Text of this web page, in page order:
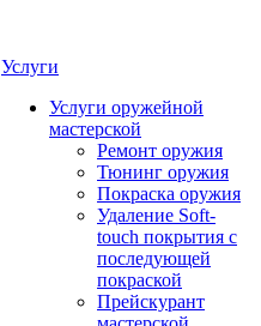
Услуги
Услуги оружейной
мастерской
Ремонт оружия
Тюнинг оружия
Покраска оружия
Удаление Soft-
touch покрытия с
последующей
покраской
Прейскурант